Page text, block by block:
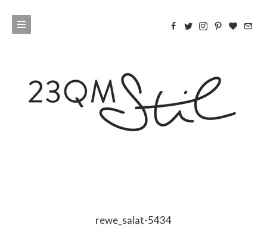
rewe_salat-5434